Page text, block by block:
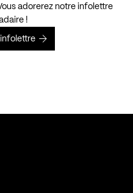
adorerez notre infolettre
!